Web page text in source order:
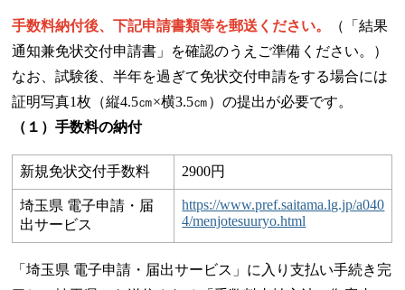
手数料納付後、下記申請書類等を郵送ください。
（「結果
通知兼免状交付申請書」を確認のうえご準備ください。）
なお、試験後、半年を過ぎて免状交付申請をする場合には
証明写真1枚（縦4.5㎝×横3.5㎝）の提出が必要です。
（１）手数料の納付
新規免状交付手数料 2900円
埼玉県 電子申請・届
出サービス
https://www.pref.saitama.lg.jp/a040
4/menjotesuuryo.html
「埼玉県 電子申請・届出サービス」に入り支払い手続き完